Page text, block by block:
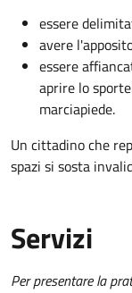
essere
avere
essere
aprire lo
marciapiede.
Un cittadino che
spazi si sosta
Servizi
Per presentare la